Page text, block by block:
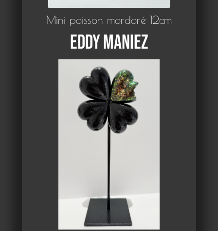
Mini poisson mordoré 12cm
Eddy Maniez